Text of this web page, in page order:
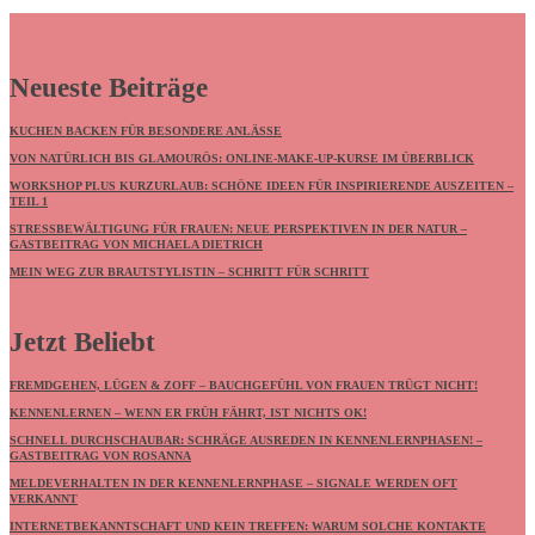
Neueste Beiträge
KUCHEN BACKEN FÜR BESONDERE ANLÄSSE
VON NATÜRLICH BIS GLAMOURÖS: ONLINE-MAKE-UP-KURSE IM ÜBERBLICK
WORKSHOP PLUS KURZURLAUB: SCHÖNE IDEEN FÜR INSPIRIERENDE AUSZEITEN –
TEIL 1
STRESSBEWÄLTIGUNG FÜR FRAUEN: NEUE PERSPEKTIVEN IN DER NATUR –
GASTBEITRAG VON MICHAELA DIETRICH
MEIN WEG ZUR BRAUTSTYLISTIN – SCHRITT FÜR SCHRITT
Jetzt Beliebt
FREMDGEHEN, LÜGEN & ZOFF – BAUCHGEFÜHL VON FRAUEN TRÜGT NICHT!
KENNENLERNEN – WENN ER FRÜH FÄHRT, IST NICHTS OK!
SCHNELL DURCHSCHAUBAR: SCHRÄGE AUSREDEN IN KENNENLERNPHASEN! –
GASTBEITRAG VON ROSANNA
MELDEVERHALTEN IN DER KENNENLERNPHASE – SIGNALE WERDEN OFT
VERKANNT
INTERNETBEKANNTSCHAFT UND KEIN TREFFEN: WARUM SOLCHE KONTAKTE